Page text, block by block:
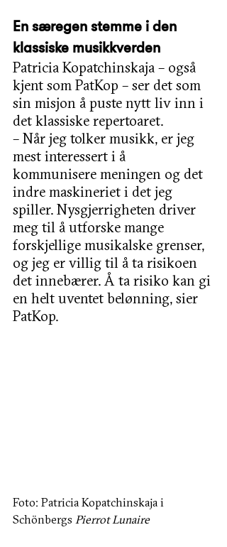
En særegen stemme i den
klassiske musikkverden
Patricia Kopatchinskaja – også
kjent som PatKop – ser det som
sin misjon å puste nytt liv inn i
det klassiske repertoaret.
– Når jeg tolker musikk, er jeg
mest interessert i å
kommunisere meningen og det
indre maskineriet i det jeg
spiller. Nysgjerrigheten driver
meg til å utforske mange
forskjellige musikalske grenser,
og jeg er villig til å ta risikoen
det innebærer. Å ta risiko kan gi
en helt uventet belønning, sier
PatKop.
Foto: Patricia Kopatchinskaja i
Schönbergs Pierrot Lunaire